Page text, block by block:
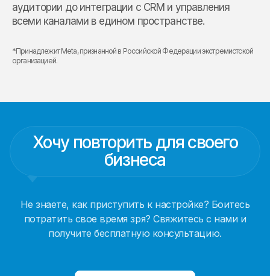
аудитории до интеграции с CRM и управления
всеми каналами в едином пространстве.
*Принадлежит Meta, признанной в Российской Федерации экстремистской
организацией.
Хочу повторить для своего
бизнеса
Не знаете, как приступить к настройке? Боитесь
потратить свое время зря? Свяжитесь с нами и
получите бесплатную консультацию.